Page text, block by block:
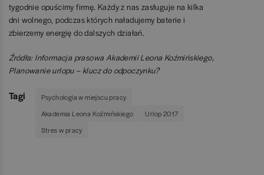
tygodnie opuścimy firmę. Każdy z nas zasługuje na kilka
dni wolnego, podczas których naładujemy baterie i
zbierzemy energię do dalszych działań.
Źródła: Informacja prasowa Akademii Leona Koźmińskiego,
Planowanie urlopu – klucz do odpoczynku?
Tagi
Psychologia w miejscu pracy
Akademia Leona Koźmińskiego
Urlop 2017
Stres w pracy